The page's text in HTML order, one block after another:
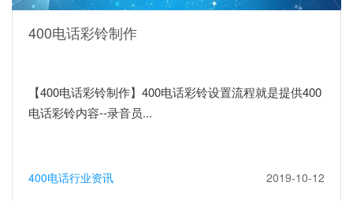
400电话彩铃制作
【400电话彩铃制作】400电话彩铃设置流程就是提供400
电话彩铃内容--录音员...
400电话行业资讯 2019-10-12